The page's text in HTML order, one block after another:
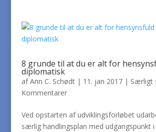
8 grunde til at du er alt for
diplomatisk
afAnn C. Schødt| 11. jan 2017| Særligt
Kommentarer
Ved opstarten af udviklingsforløbet
særlig handlingsplan med udgangspunkt